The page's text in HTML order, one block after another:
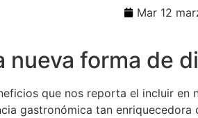
Mar 12
nueva forma de
que nos reporta el incluir en
gastronómica tan